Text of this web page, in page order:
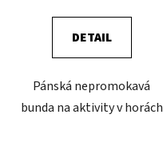
DETAIL
Pánská nepromokavá
bunda na aktivity v horách